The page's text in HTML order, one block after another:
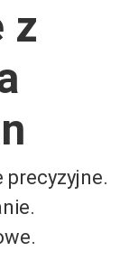
z
precyzyjne.